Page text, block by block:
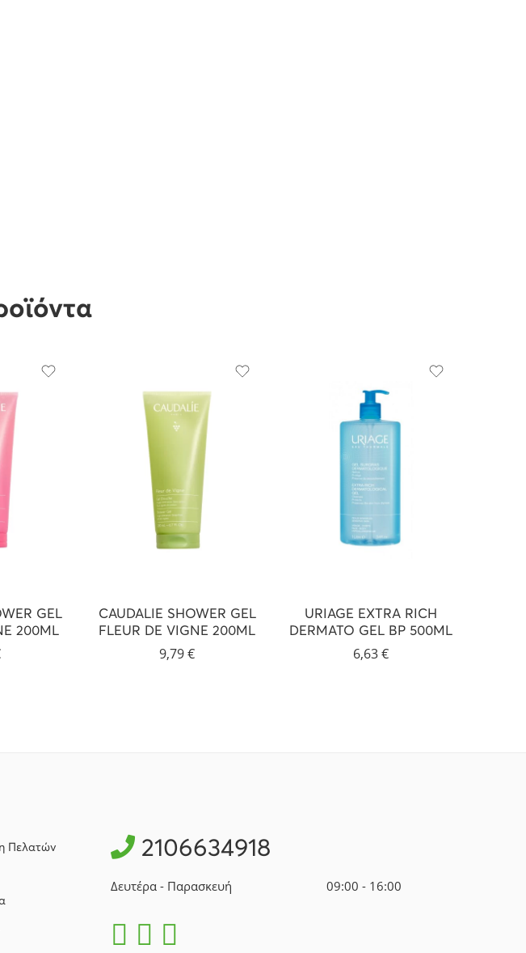
GEL
200ML
CAUDALIE SHOWER GEL
FLEUR DE VIGNE 200ML
9,79€
URIAGE EXTRA RICH
DERMATO GEL BP 500ML
6,63€
Πελατών 2106634918
Δευτέρα - Παρασκευή 09:00 - 16:00